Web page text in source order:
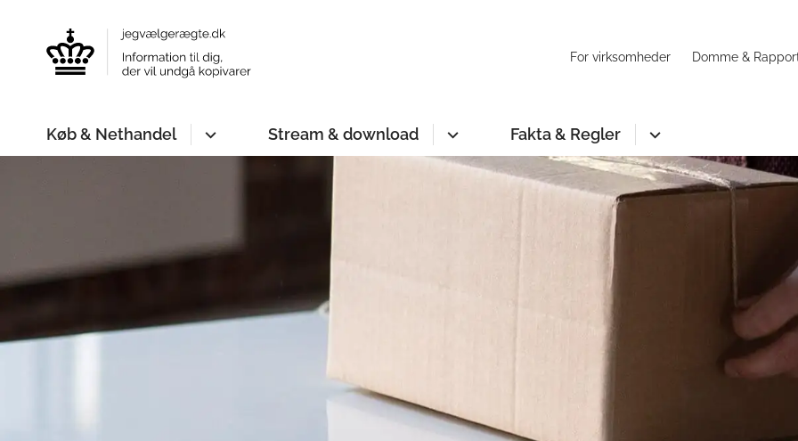
For virksomheder Domme &
Køb & Nethandel Stream & download Fakta & Regler